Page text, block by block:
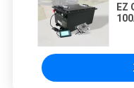
EZ